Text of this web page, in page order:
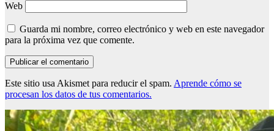
Web
Guarda mi nombre, correo electrónico y web en este navegador
para la próxima vez que comente.
Este sitio usa Akismet para reducir el spam. Aprende cómo se
procesan los datos de tus comentarios.